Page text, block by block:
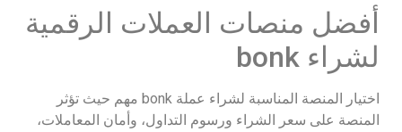
أفضل منصات العملات الرقمية
لشراء bonk
اختيار المنصة المناسبة لشراء عملة bonk مهم حيث تؤثر
المنصة على سعر الشراء ورسوم التداول، وأمان المعاملات،